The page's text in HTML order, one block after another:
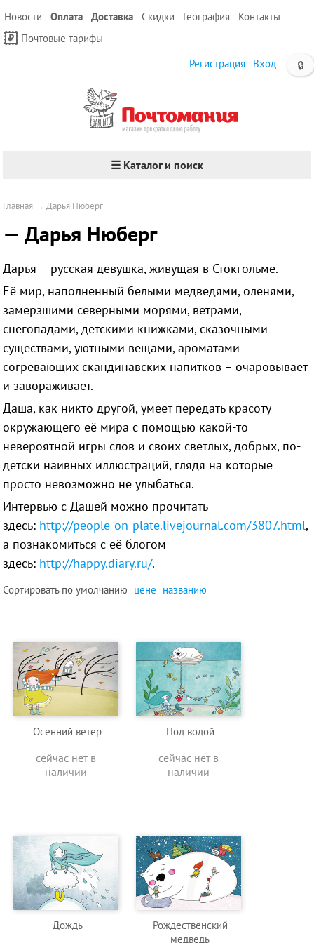
Новости Оплата Доставка Скидки География
Контакты
Почтовые тарифы
🔒
Регистрация Вход
☰ Каталог и поиск
Главная →Дарья Нюберг
— Дарья Нюберг
Дарья – русская девушка, живущая в Стокгольме.
Её мир, наполненный белыми медведями, оленями,
замерзшими северными морями, ветрами,
снегопадами, детскими книжками, сказочными
существами, уютными вещами, ароматами
согревающих скандинавских напитков – очаровывает
и завораживает.
Даша, как никто другой, умеет передать красоту
окружающего её мира с помощью какой-то
невероятной игры слов и своих светлых, добрых, по-
детски наивных иллюстраций, глядя на которые
просто невозможно не улыбаться.
Интервью с Дашей можно прочитать
здесь: http://people-on-plate.livejournal.com/3807.html,
а познакомиться с её блогом
здесь: http://happy.diary.ru/.
Сортировать поумолчанию цене названию
Осенний ветер
сейчас нет в
наличии
Под водой
сейчас нет в
наличии
Дождь
Рождественский
медведь